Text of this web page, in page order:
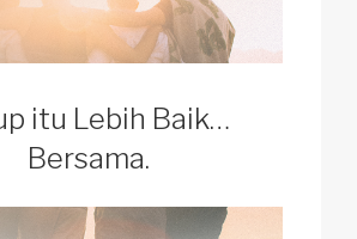
itu Lebih Baik…
Bersama.